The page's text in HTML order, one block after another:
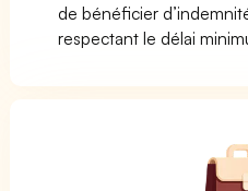
de bénéficier
respectant le délai